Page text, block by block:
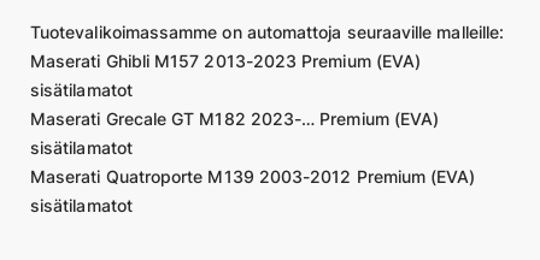
Tuotevalikoimassamme on automattoja seuraaville malleille:
Maserati Ghibli M157 2013-2023 Premium (EVA)
sisätilamatot
Maserati Grecale GT M182 2023-… Premium (EVA)
sisätilamatot
Maserati Quatroporte M139 2003-2012 Premium (EVA)
sisätilamatot